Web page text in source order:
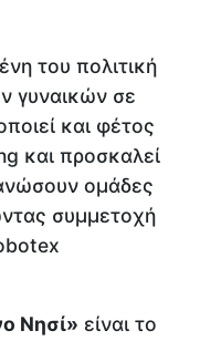
του πολιτική
γυναικών σε
και φέτος
και προσκαλεί
ομάδες
συμμετοχή
Νησί» είναι το